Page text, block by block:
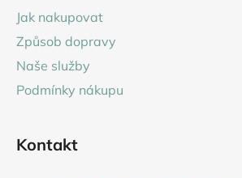
Jak nakupovat
Způsob dopravy
Naše služby
Podmínky nákupu
Kontakt